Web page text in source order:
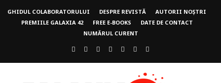
GHIDUL COLABORATORULUI DESPRE REVISTĂ
AUTORII NOȘTRI
PREMIILE GALAXIA 42
FREE E-BOOKS
DATE DE CONTACT
NUMĂRUL CURENT